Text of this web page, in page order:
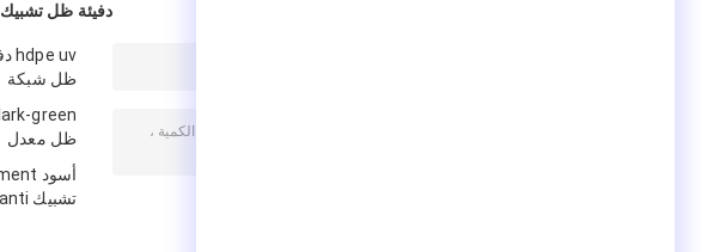
دفيئة ظل تشبيك
ظل شبكة
ظل معدل
تشبيك anti لخارجيّ